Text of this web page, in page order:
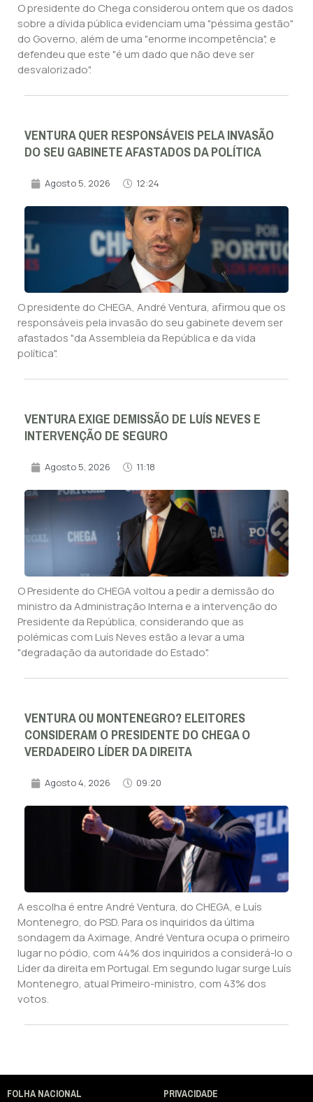
O presidente do Chega considerou ontem que os dados
sobre a dívida pública evidenciam uma "péssima gestão"
do Governo, além de uma "enorme incompetência", e
defendeu que este "é um dado que não deve ser
desvalorizado".
VENTURA QUER RESPONSÁVEIS PELA INVASÃO
DO SEU GABINETE AFASTADOS DA POLÍTICA
Agosto 5, 2026 12:24
O presidente do CHEGA, André Ventura, afirmou que os
responsáveis pela invasão do seu gabinete devem ser
afastados "da Assembleia da República e da vida
política".
VENTURA EXIGE DEMISSÃO DE LUÍS NEVES E
INTERVENÇÃO DE SEGURO
Agosto 5, 2026 11:18
O Presidente do CHEGA voltou a pedir a demissão do
ministro da Administração Interna e a intervenção do
Presidente da República, considerando que as
polémicas com Luís Neves estão a levar a uma
"degradação da autoridade do Estado".
VENTURA OU MONTENEGRO? ELEITORES
CONSIDERAM O PRESIDENTE DO CHEGA O
VERDADEIRO LÍDER DA DIREITA
Agosto 4, 2026 09:20
A escolha é entre André Ventura, do CHEGA, e Luís
Montenegro, do PSD. Para os inquiridos da última
sondagem da Aximage, André Ventura ocupa o primeiro
lugar no pódio, com 44% dos inquiridos a considerá-lo o
Líder da direita em Portugal. Em segundo lugar surge Luís
Montenegro, atual Primeiro-ministro, com 43% dos
votos.
FOLHA NACIONAL PRIVACIDADE